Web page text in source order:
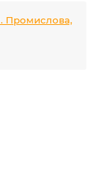
Промислова,